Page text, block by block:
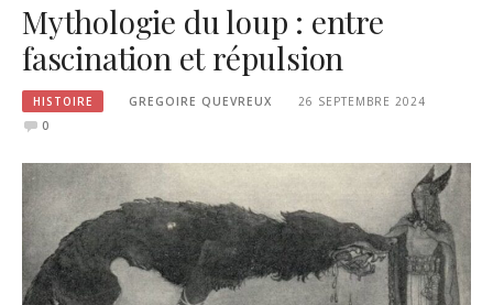
Mythologie du loup : entre
fascination et répulsion
HISTOIRE GREGOIRE QUEVREUX
26 SEPTEMBRE 2024
0